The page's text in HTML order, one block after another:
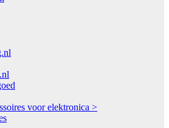
voor elektronica >